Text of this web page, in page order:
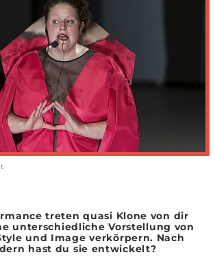
treten quasi Klone von dir
unterschiedliche Vorstellung von
und Image verkörpern. Nach
hast du sie entwickelt?